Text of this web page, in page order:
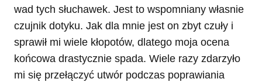
wad tych słuchawek. Jest to wspomniany własnie
czujnik dotyku. Jak dla mnie jest on zbyt czuły i
sprawił mi wiele kłopotów, dlatego moja ocena
końcowa drastycznie spada. Wiele razy zdarzyło
mi się przełączyć utwór podczas poprawiania